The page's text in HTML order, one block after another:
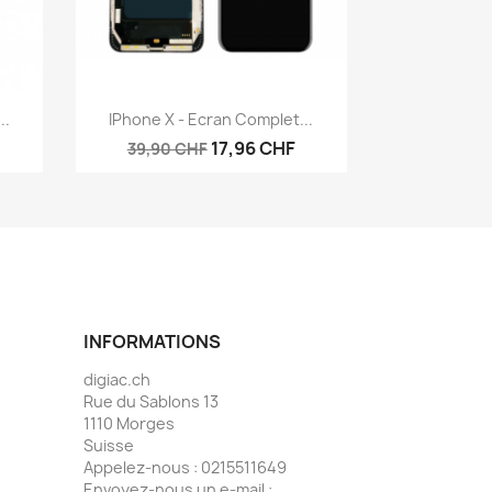
Aperçu rapide
IPhone X - Ecran Complet...
39,90 CHF 17,96 CHF
INFORMATIONS
digiac.ch
Rue du Sablons 13
1110 Morges
Suisse
Appelez-nous : 0215511649